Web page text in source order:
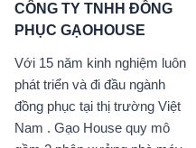
CÔNG TY TNHH ĐỒNG
PHỤC GẠOHOUSE
Với 15 năm kinh nghiệm luôn
phát triển và đi đầu ngành
đồng phục tại thị trường Việt
Nam . Gạo House quy mô